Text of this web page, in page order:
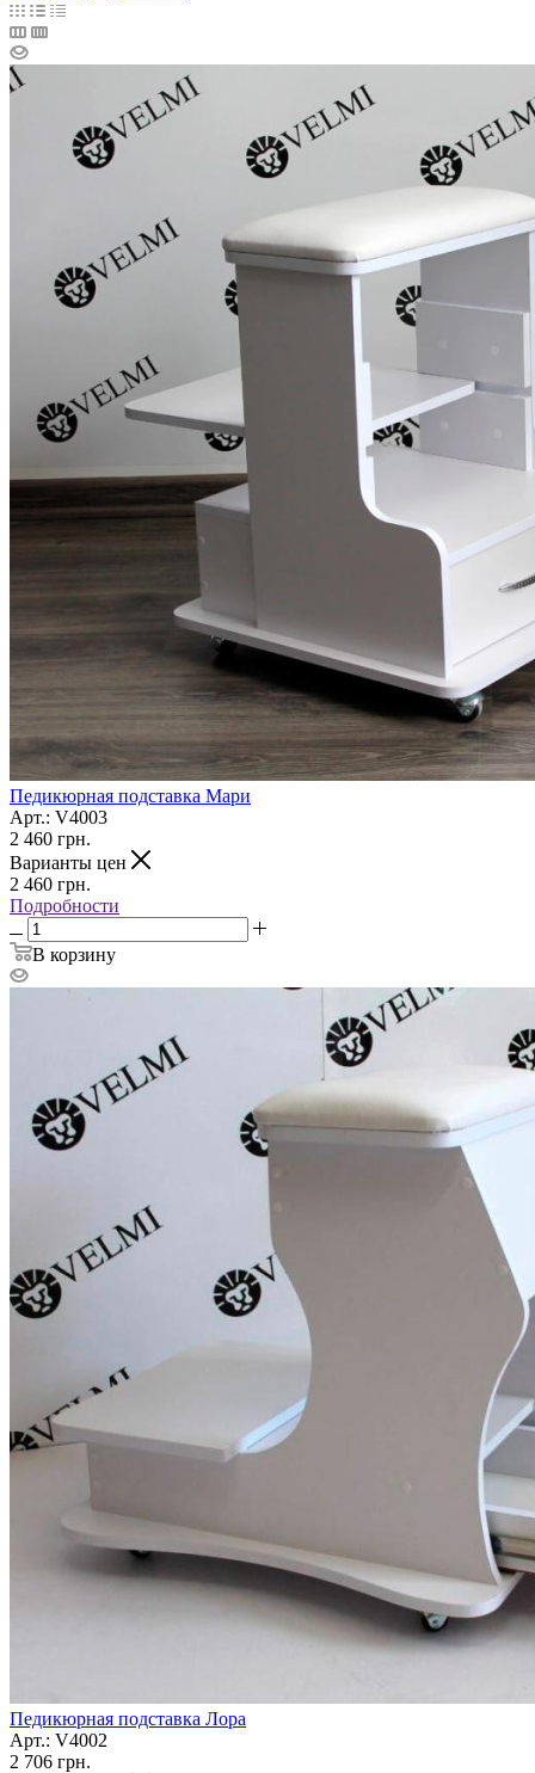
Педикюрная подставка Мари
Арт.: V4003
2 460 грн.
Варианты цен
2 460 грн.
Подробности
В корзину
Педикюрная подставка Лора
Арт.: V4002
2 706 грн.